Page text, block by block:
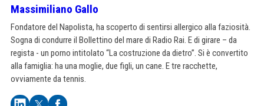
Massimiliano Gallo
Fondatore del Napolista, ha scoperto di sentirsi allergico alla faziosità.
Sogna di condurre il Bollettino del mare di Radio Rai. E di girare – da
regista - un porno intitolato “La costruzione da dietro”. Si è convertito
alla famiglia: ha una moglie, due figli, un cane. E tre racchette,
ovviamente da tennis.